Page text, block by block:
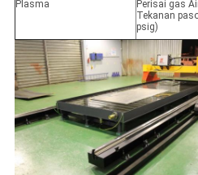
Plasma
Perisai gas
Tekanan
psig)